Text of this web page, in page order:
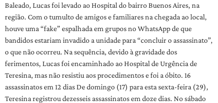
Baleado, Lucas foi levado ao Hospital do bairro Buenos Aires, na
região. Com o tumulto de amigos e familiares na chegada ao local,
houve uma “fake” espalhada em grupos no WhatsApp de que
bandidos estariam invadido a unidade para “concluir o assassinato”,
o que não ocorreu. Na sequência, devido à gravidade dos
ferimentos, Lucas foi encaminhado ao Hospital de Urgência de
Teresina, mas não resistiu aos procedimentos e foi a óbito. 16
assassinatos em 12 dias De domingo (17) para esta sexta-feira (29),
Teresina registrou dezesseis assassinatos em doze dias. No sábado